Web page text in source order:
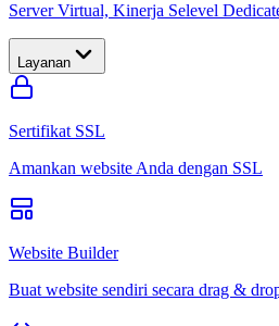
Server Virtual, Kinerja Selevel
Layanan
Sertifikat SSL
Amankan website Anda dengan SSL
Website Builder
Buat website sendiri secara drag &